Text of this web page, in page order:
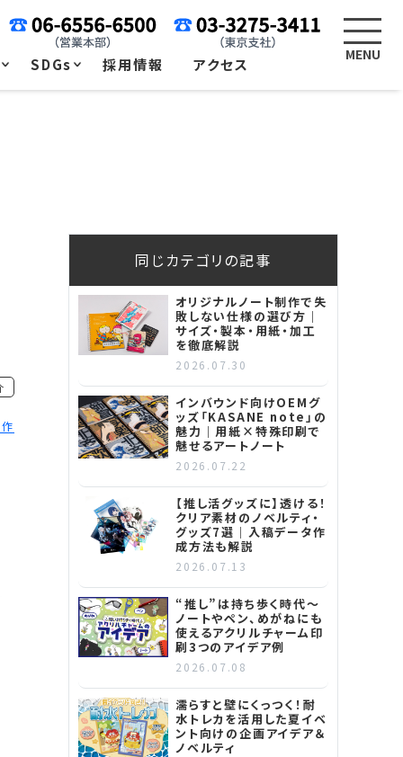
SDGs 採用情報 アクセス
同じカテゴリの記事
オリジナルノート制作で失
敗しない仕様の選び方｜
サイズ・製本・用紙・加工
を徹底解説
2026.07.30
インバウンド向けOEMグ
ッズ「KASANE note」の
魅力｜用紙×特殊印刷で
魅せるアートノート
2026.07.22
【推し活グッズに】透ける！
クリア素材のノベルティ・
グッズ7選｜入稿データ作
成方法も解説
2026.07.13
“推し”は持ち歩く時代～
ノートやペン、めがねにも
使えるアクリルチャーム印
刷3つのアイデア例
2026.07.08
濡らすと壁にくっつく！耐
水トレカを活用した夏イベ
ント向けの企画アイデア＆
ノベルティ